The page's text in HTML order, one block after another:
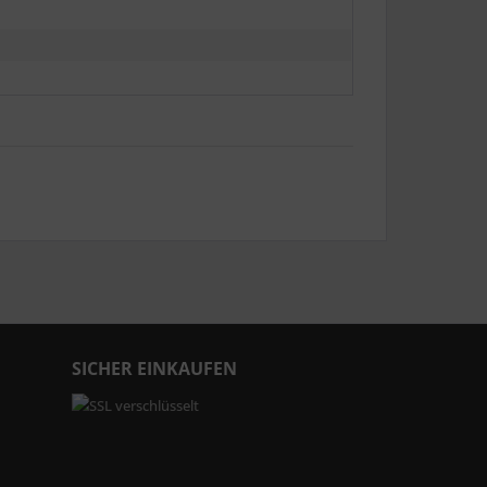
SICHER EINKAUFEN